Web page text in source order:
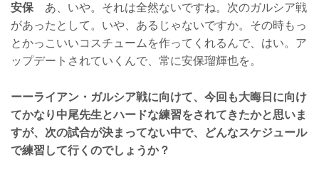
安保 あ、いや。それは全然ないですね。次のガルシア戦
があったとして。いや、あるじゃないですか。その時もっ
とかっこいいコスチュームを作ってくれるんで、はい。ア
ップデートされていくんで、常に安保瑠輝也を。
ーーライアン・ガルシア戦に向けて、今回も大晦日に向け
てかなり中尾先生とハードな練習をされてきたかと思いま
すが、次の試合が決まってない中で、どんなスケジュール
で練習して行くのでしょうか？